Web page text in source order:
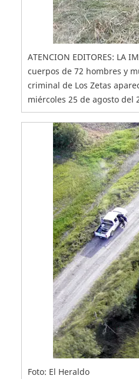
ATENCION EDITORES: LA
cuerpos de 72 hombres y
criminal de Los Zetas
miércoles 25 de agosto del
Foto: El Heraldo